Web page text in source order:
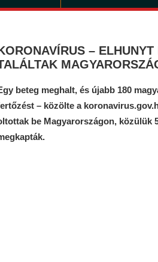
–
beteg meghalt, és újabb 180
– közölte a
be Magyarországon, közülük